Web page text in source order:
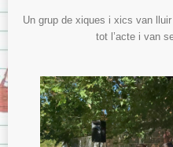
Un grup de xiques i xics van
tot l’acte i van